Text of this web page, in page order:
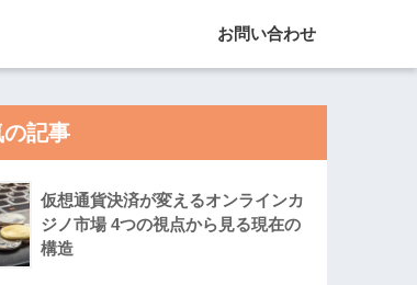
お問い合わせ
の記事
仮想通貨決済が変えるオンラインカ
ジノ市場 4つの視点から見る現在の
構造